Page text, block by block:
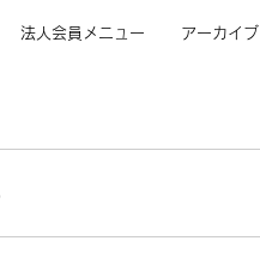
法人会員メニュー アーカイブ